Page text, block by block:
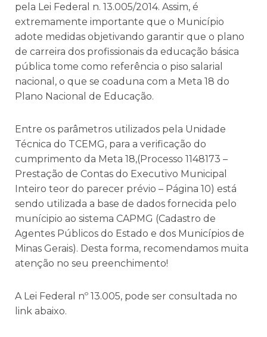
pela Lei Federal n. 13.005/2014. Assim, é
extremamente importante que o Município
adote medidas objetivando garantir que o plano
de carreira dos profissionais da educação básica
pública tome como referência o piso salarial
nacional, o que se coaduna com a Meta 18 do
Plano Nacional de Educação.
Entre os parâmetros utilizados pela Unidade
Técnica do TCEMG, para a verificação do
cumprimento da Meta 18,(Processo 1148173 –
Prestação de Contas do Executivo Municipal
Inteiro teor do parecer prévio – Página 10) está
sendo utilizada a base de dados fornecida pelo
munícipio ao sistema CAPMG (Cadastro de
Agentes Públicos do Estado e dos Municípios de
Minas Gerais). Desta forma, recomendamos muita
atenção no seu preenchimento!
A Lei Federal nº 13.005, pode ser consultada no
link abaixo.